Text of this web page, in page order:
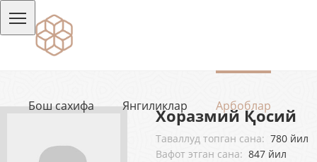
Бош сахифа Янгиликлар Арбоблар
Хоразмий Қосий
Таваллуд топган сана: 780 йил
Вафот этган сана: 847 йил